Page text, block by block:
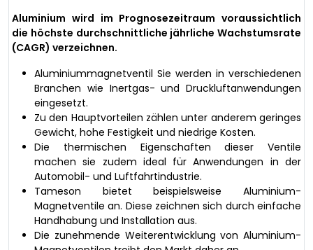
Aluminium wird im Prognosezeitraum voraussichtlich
die höchste durchschnittliche jährliche Wachstumsrate
(CAGR) verzeichnen.
Aluminiummagnetventil Sie werden in verschiedenen
Branchen wie Inertgas- und Druckluftanwendungen
eingesetzt.
Zu den Hauptvorteilen zählen unter anderem geringes
Gewicht, hohe Festigkeit und niedrige Kosten.
Die thermischen Eigenschaften dieser Ventile
machen sie zudem ideal für Anwendungen in der
Automobil- und Luftfahrtindustrie.
Tameson bietet beispielsweise Aluminium-
Magnetventile an. Diese zeichnen sich durch einfache
Handhabung und Installation aus.
Die zunehmende Weiterentwicklung von Aluminium-